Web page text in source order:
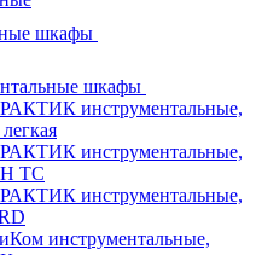
шкафы
шкафы
инструментальные,
инструментальные,
TC
инструментальные,
инструментальные,